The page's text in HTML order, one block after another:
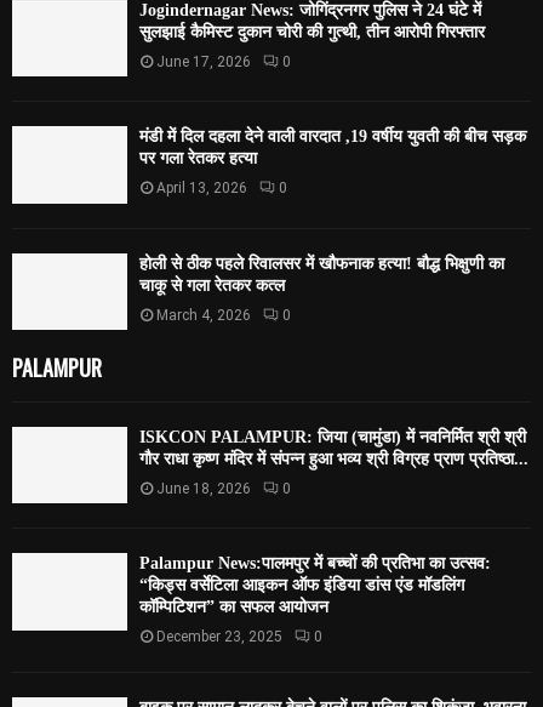
Jogindernagar News: जोगिंद्रनगर पुलिस ने 24 घंटे में
सुलझाई कैमिस्ट दुकान चोरी की गुत्थी, तीन आरोपी गिरफ्तार
June 17, 2026 0
मंडी में दिल दहला देने वाली वारदात ,19 वर्षीय युवती की बीच सड़क
पर गला रेतकर हत्या
April 13, 2026 0
होली से ठीक पहले रिवालसर में खौफनाक हत्या! बौद्ध भिक्षुणी का
चाकू से गला रेतकर कत्ल
March 4, 2026 0
PALAMPUR
ISKCON PALAMPUR: जिया (चामुंडा) में नवनिर्मित श्री श्री
गौर राधा कृष्ण मंदिर में संपन्न हुआ भव्य श्री विग्रह प्राण प्रतिष्ठा...
June 18, 2026 0
Palampur News:पालमपुर में बच्चों की प्रतिभा का उत्सव:
“किड्स वर्सेटिला आइकन ऑफ इंडिया डांस एंड मॉडलिंग
कॉम्पिटिशन” का सफल आयोजन
December 23, 2025 0